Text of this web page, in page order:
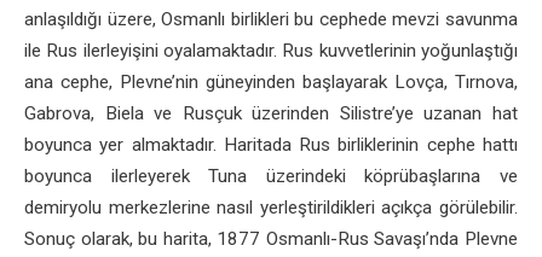
anlaşıldığı üzere, Osmanlı birlikleri bu cephede mevzi savunma
ile Rus ilerleyişini oyalamaktadır. Rus kuvvetlerinin yoğunlaştığı
ana cephe, Plevne’nin güneyinden başlayarak Lovça, Tırnova,
Gabrova, Biela ve Rusçuk üzerinden Silistre’ye uzanan hat
boyunca yer almaktadır. Haritada Rus birliklerinin cephe hattı
boyunca ilerleyerek Tuna üzerindeki köprübaşlarına ve
demiryolu merkezlerine nasıl yerleştirildikleri açıkça görülebilir.
Sonuç olarak, bu harita, 1877 Osmanlı-Rus Savaşı’nda Plevne